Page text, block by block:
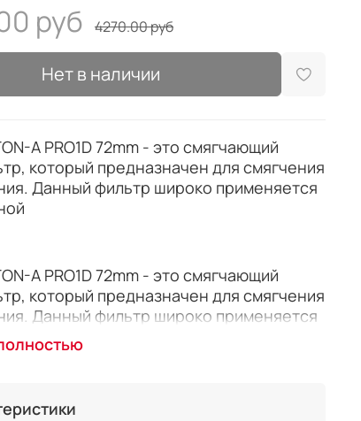
руб 4270.00 руб
Нет в наличии
A PRO1D 72mm - это смягчающий
который предназначен для смягчения
Данный фильтр широко применяется
A PRO1D 72mm - это смягчающий
который предназначен для смягчения
Данный фильтр широко применяется
съемке, делая кожу более
скрывая небольшие недостатки, а